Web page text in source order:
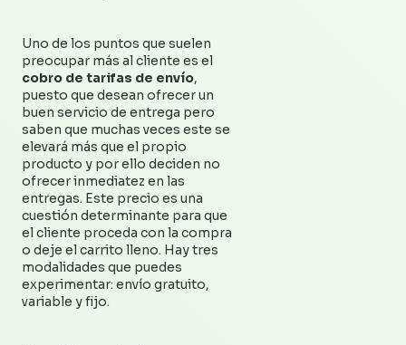
Uno de los puntos que suelen
preocupar más al cliente es el
cobro de tarifas de envío,
puesto que desean ofrecer un
buen servicio de entrega pero
saben que muchas veces este se
elevará más que el propio
producto y por ello deciden no
ofrecer inmediatez en las
entregas. Este precio es una
cuestión determinante para que
el cliente proceda con la compra
o deje el carrito lleno. Hay tres
modalidades que puedes
experimentar: envío gratuito,
variable y fijo.